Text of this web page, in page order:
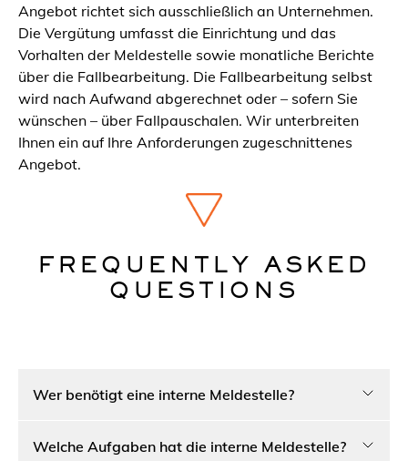
Angebot richtet sich ausschließlich an Unternehmen.
Die Vergütung umfasst die Einrichtung und das
Vorhalten der Meldestelle sowie monatliche Berichte
über die Fallbearbeitung. Die Fallbearbeitung selbst
wird nach Aufwand abgerechnet oder – sofern Sie
wünschen – über Fallpauschalen. Wir unterbreiten
Ihnen ein auf Ihre Anforderungen zugeschnittenes
Angebot.
FREQUENTLY ASKED
QUESTIONS
Wer benötigt eine interne Meldestelle?
Welche Aufgaben hat die interne Meldestelle?